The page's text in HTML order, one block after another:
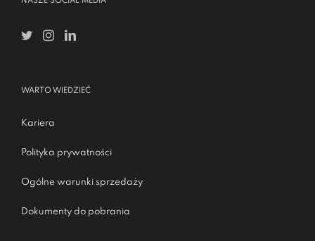
WARTO WIEDZIEĆ
Kariera
Polityka prywatności
Ogólne warunki sprzedaży
Dokumenty do pobrania